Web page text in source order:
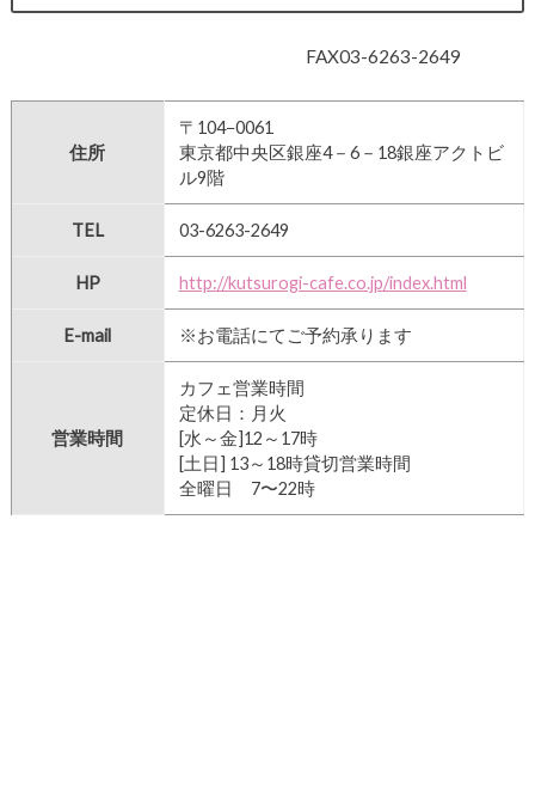
FAX03-6263-2649
住所
〒104−0061
東京都中央区銀座4－6－18銀座アクトビ
ル9階
TEL 03-6263-2649
HP http://kutsurogi-cafe.co.jp/index.html
E-mail ※お電話にてご予約承ります
営業時間
カフェ営業時間
定休日：月火
[水～金]12～17時
[土日] 13～18時貸切営業時間
全曜日 7〜22時